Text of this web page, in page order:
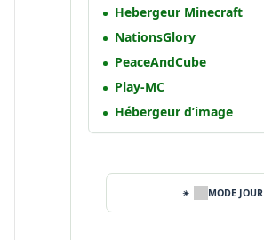
Hebergeur Minecraft
NationsGlory
PeaceAndCube
Play-MC
Hébergeur d’image
MODE JOUR